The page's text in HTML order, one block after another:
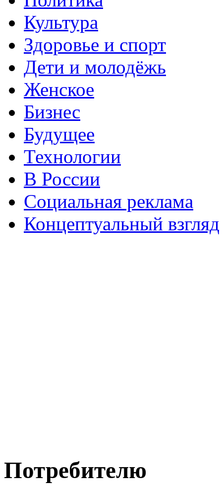
Культура
Здоровье и спорт
Дети и молодёжь
Женское
Бизнес
Будущее
Технологии
В России
Социальная реклама
Концептуальный взгляд
Потребителю